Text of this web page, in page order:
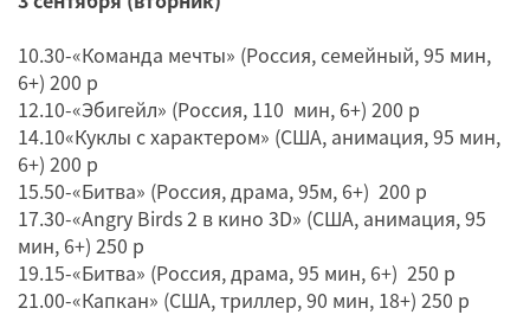
10.30-«Команда мечты» (Россия, семейный, 95 мин,
6+) 200 р
12.10-«Эбигейл» (Россия, 110 мин, 6+) 200 р
14.10«Куклы с характером» (США, анимация, 95 мин,
6+) 200 р
15.50-«Битва» (Россия, драма, 95м, 6+) 200 р
17.30-«Angry Birds 2 в кино 3D» (США, анимация, 95
мин, 6+) 250 р
19.15-«Битва» (Россия, драма, 95 мин, 6+) 250 р
21.00-«Капкан» (США, триллер, 90 мин, 18+) 250 р